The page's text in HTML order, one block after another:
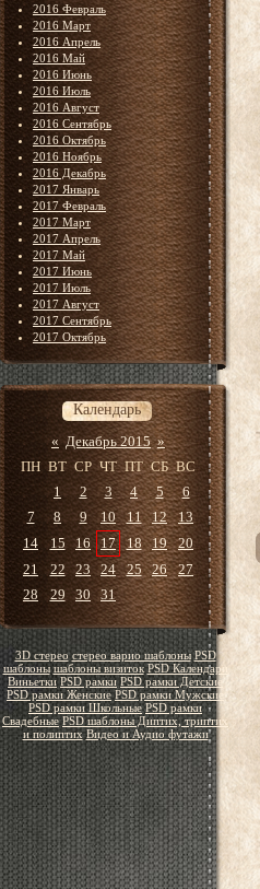
2016 Февраль
2016 Март
2016 Апрель
2016 Май
2016 Июнь
2016 Июль
2016 Август
2016 Сентябрь
2016 Октябрь
2016 Ноябрь
2016 Декабрь
2017 Январь
2017 Февраль
2017 Март
2017 Апрель
2017 Май
2017 Июнь
2017 Июль
2017 Август
2017 Сентябрь
2017 Октябрь
Календарь
« Декабрь 2015 »
ПН ВТ СР ЧТ ПТ СБ ВС
1
2 3 4 5
6
7
8 9 10 11 12
13
14
15 16 17 18 19
20
21
22 23 24 25 26
27
28
29 30 31
3D стерео стерео варио шаблоны PSD
шаблоны шаблоны визиток PSD Календари
Виньетки PSD рамки PSD рамки Детские
PSD рамки Женские PSD рамки Мужские
PSD рамки Школьные PSD рамки
Свадебные PSD шаблоны Диптих, триптих
и полиптих Видео и Аудио футажи